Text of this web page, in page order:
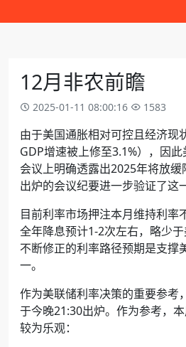
12月非农前瞻
2025-01-11 08:00:16 1583
由于美国通胀相对可控且经济现
GDP增速被上修至3.1%），因
会议上明确透露出2025年将放缓
出炉的会议纪要进一步验证了这
目前利率市场押注本月维持利率
全年降息预计1-2次左右，略少于
不断修正的利率路径预期是支撑
一。
作为美联储利率决策的重要参考
于今晚21:30出炉。作为参考，
较为乐观：